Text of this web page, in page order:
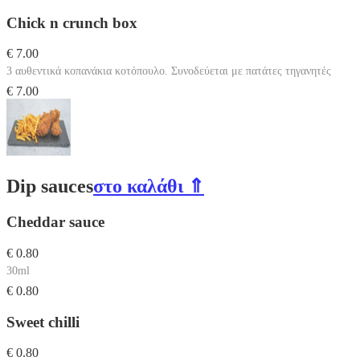
Chick n crunch box
€ 7.00
3 αυθεντικά κοπανάκια κοτόπουλο. Συνοδεύεται με πατάτες τηγανητές
€ 7.00
Dip saucesστο καλάθι ⇑
Cheddar sauce
€ 0.80
30ml
€ 0.80
Sweet chilli
€ 0.80